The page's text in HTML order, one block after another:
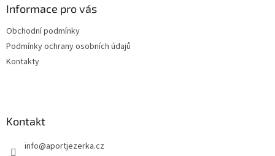
Informace pro vás
Obchodní podmínky
Podmínky ochrany osobních údajů
Kontakty
Kontakt
info@aportjezerka.cz